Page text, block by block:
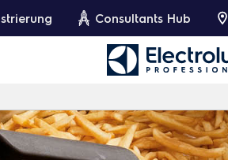
Consultants Hub